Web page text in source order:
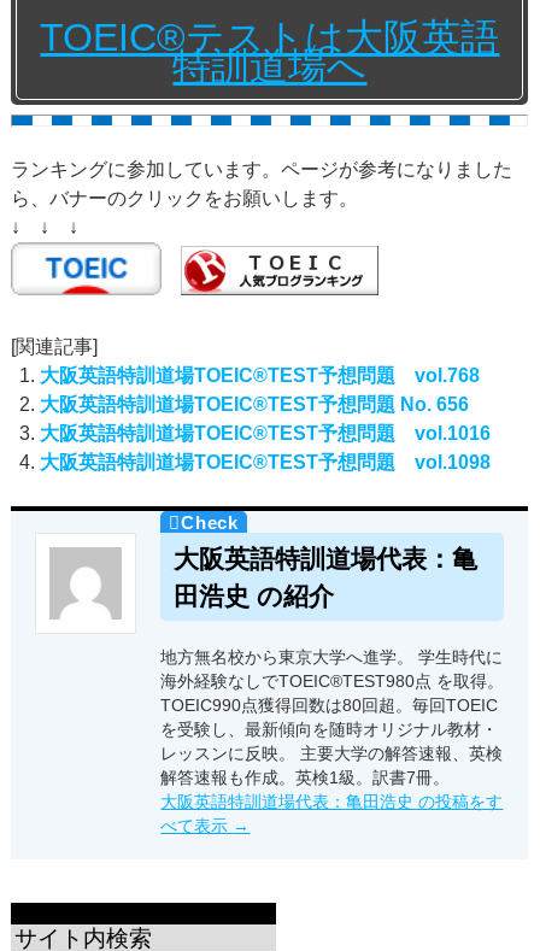
TOEIC®テストは大阪英語
特訓道場へ
ランキングに参加しています。ページが参考になりました
ら、バナーのクリックをお願いします。
↓ ↓ ↓
[関連記事]
大阪英語特訓道場TOEIC®TEST予想問題 vol.768
大阪英語特訓道場TOEIC®TEST予想問題 No. 656
大阪英語特訓道場TOEIC®TEST予想問題 vol.1016
大阪英語特訓道場TOEIC®TEST予想問題 vol.1098
大阪英語特訓道場代表：亀
田浩史 の紹介
地方無名校から東京大学へ進学。 学生時代に
海外経験なしでTOEIC®TEST980点 を取得。
TOEIC990点獲得回数は80回超。毎回TOEIC
を受験し、最新傾向を随時オリジナル教材・
レッスンに反映。 主要大学の解答速報、英検
解答速報も作成。英検1級。訳書7冊。
大阪英語特訓道場代表：亀田浩史 の投稿をす
べて表示 →
サイト内検索